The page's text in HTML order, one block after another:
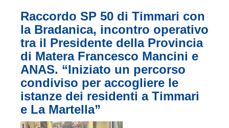
Raccordo SP 50 di Timmari con
la Bradanica, incontro operativo
tra il Presidente della Provincia
di Matera Francesco Mancini e
ANAS. “Iniziato un percorso
condiviso per accogliere le
istanze dei residenti a Timmari
e La Martella”